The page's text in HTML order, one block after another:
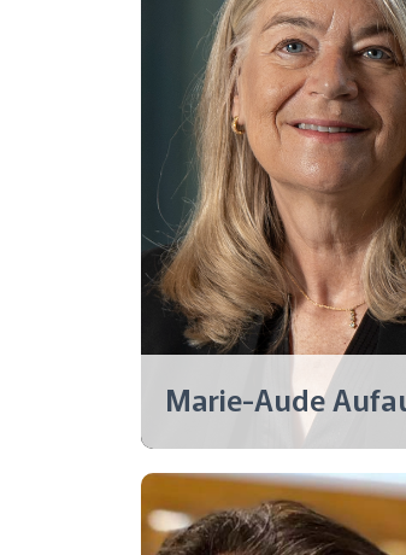
Marie-Aude